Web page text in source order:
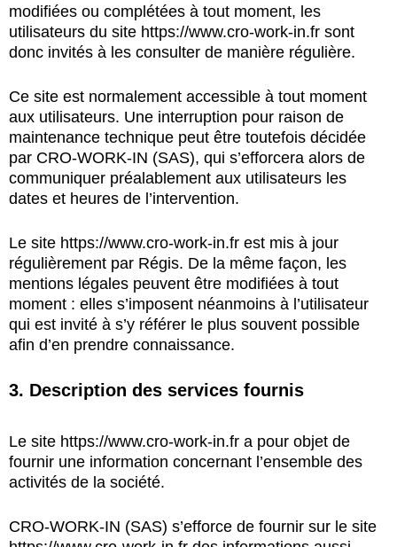
modifiées ou complétées à tout moment, les
utilisateurs du site https://www.cro-work-in.fr sont
donc invités à les consulter de manière régulière.
Ce site est normalement accessible à tout moment
aux utilisateurs. Une interruption pour raison de
maintenance technique peut être toutefois décidée
par CRO-WORK-IN (SAS), qui s’efforcera alors de
communiquer préalablement aux utilisateurs les
dates et heures de l’intervention.
Le site https://www.cro-work-in.fr est mis à jour
régulièrement par Régis. De la même façon, les
mentions légales peuvent être modifiées à tout
moment : elles s’imposent néanmoins à l’utilisateur
qui est invité à s’y référer le plus souvent possible
afin d’en prendre connaissance.
3. Description des services fournis
Le site https://www.cro-work-in.fr a pour objet de
fournir une information concernant l’ensemble des
activités de la société.
CRO-WORK-IN (SAS) s’efforce de fournir sur le site